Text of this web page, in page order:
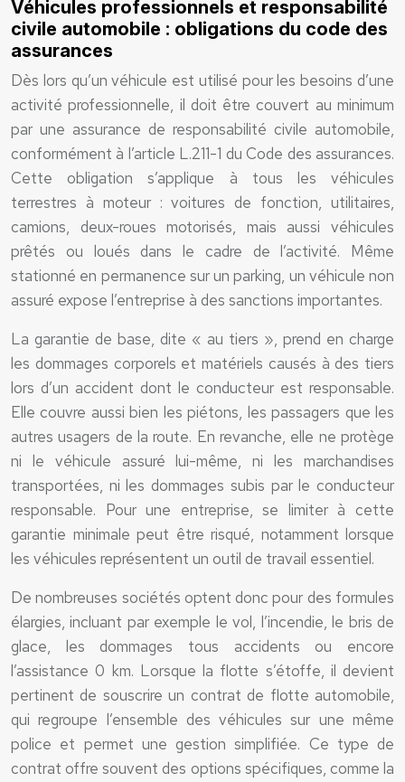
Véhicules professionnels et responsabilité
civile automobile : obligations du code des
assurances
Dès lors qu’un véhicule est utilisé pour les besoins d’une
activité professionnelle, il doit être couvert au minimum
par une assurance de responsabilité civile automobile,
conformément à l’article L.211-1 du Code des assurances.
Cette obligation s’applique à tous les véhicules
terrestres à moteur : voitures de fonction, utilitaires,
camions, deux-roues motorisés, mais aussi véhicules
prêtés ou loués dans le cadre de l’activité. Même
stationné en permanence sur un parking, un véhicule non
assuré expose l’entreprise à des sanctions importantes.
La garantie de base, dite « au tiers », prend en charge
les dommages corporels et matériels causés à des tiers
lors d’un accident dont le conducteur est responsable.
Elle couvre aussi bien les piétons, les passagers que les
autres usagers de la route. En revanche, elle ne protège
ni le véhicule assuré lui-même, ni les marchandises
transportées, ni les dommages subis par le conducteur
responsable. Pour une entreprise, se limiter à cette
garantie minimale peut être risqué, notamment lorsque
les véhicules représentent un outil de travail essentiel.
De nombreuses sociétés optent donc pour des formules
élargies, incluant par exemple le vol, l’incendie, le bris de
glace, les dommages tous accidents ou encore
l’assistance 0 km. Lorsque la flotte s’étoffe, il devient
pertinent de souscrire un contrat de flotte automobile,
qui regroupe l’ensemble des véhicules sur une même
police et permet une gestion simplifiée. Ce type de
contrat offre souvent des options spécifiques, comme la